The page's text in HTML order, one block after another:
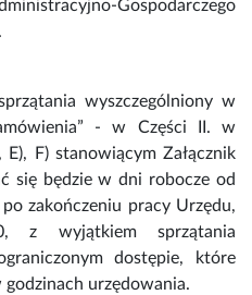
Gospodarczego
wyszczególniony w
- w Części II. w
F) stanowiącym Załącznik
się będzie w dni robocze od
zakończeniu pracy Urzędu,
z wyjątkiem sprzątania
dostępie, które
urzędowania.